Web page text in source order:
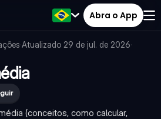
Abra o App
·Atualizado 29 de jul. de 2026·
(conceitos, como calcular,